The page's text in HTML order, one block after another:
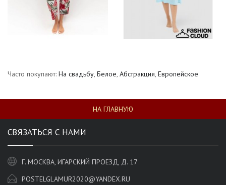
Часто покупают: На свадьбу, Белое, Абстракция, Европейское
НА ГЛАВНУЮ
СВЯЗАТЬСЯ С НАМИ
Г. МОСКВА, ИГАРСКИЙ ПРОЕЗД, Д. 17
POSTELGLAMUR2020@YANDEX.RU